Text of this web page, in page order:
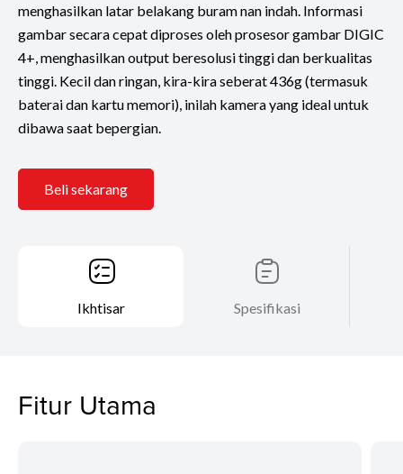
menghasilkan latar belakang buram nan indah. Informasi
gambar secara cepat diproses oleh prosesor gambar DIGIC
4+, menghasilkan output beresolusi tinggi dan berkualitas
tinggi. Kecil dan ringan, kira-kira seberat 436g (termasuk
baterai dan kartu memori), inilah kamera yang ideal untuk
dibawa saat bepergian.
Beli sekarang
Ikhtisar Spesifikasi
Fitur Utama